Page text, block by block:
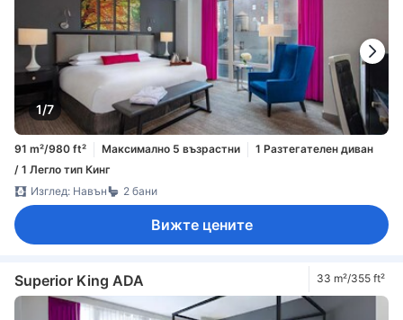
1/7
91 m²/980 ft² Максимално 5 възрастни
1 Разтегателен диван
/ 1 Легло тип Кинг
Изглед: Навън
2 бани
Вижте цените
Superior King ADA 33 m²/355 ft²